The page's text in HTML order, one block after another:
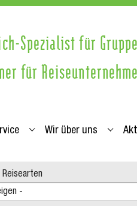
Spezialist für
für
for "Info zu Regionen"
Submenu for "Service"
Wir über uns